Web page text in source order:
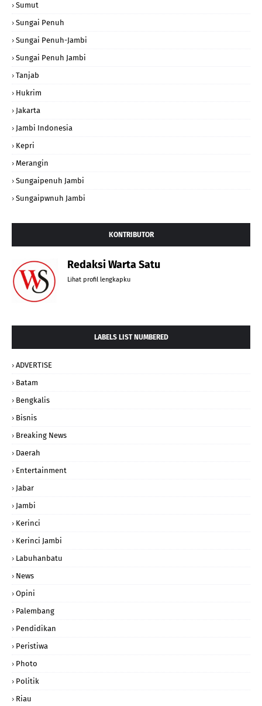
Sumut
Sungai Penuh
Sungai Penuh-Jambi
Sungai Penuh Jambi
Tanjab
Hukrim
Jakarta
Jambi Indonesia
Kepri
Merangin
Sungaipenuh Jambi
Sungaipwnuh Jambi
KONTRIBUTOR
Redaksi Warta Satu
Lihat profil lengkapku
LABELS LIST NUMBERED
ADVERTISE
Batam
Bengkalis
Bisnis
Breaking News
Daerah
Entertainment
Jabar
Jambi
Kerinci
Kerinci Jambi
Labuhanbatu
News
Opini
Palembang
Pendidikan
Peristiwa
Photo
Politik
Riau